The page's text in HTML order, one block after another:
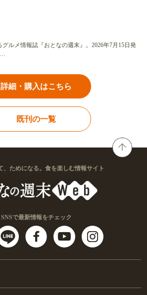
ルメ情報誌『おとなの週末』。2026年7月15日発
詳細・購入はこちら
既刊の一覧
、ためになる。食を楽しむ情報サイト
SNSで最新情報をチェック